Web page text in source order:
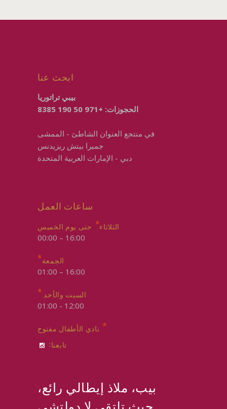
ابحث عنا
بيبي تراتوريا
الحجوزات: +971 50 190 8385
في منتجع العنوان الشاطئ - الممشى
جميرا بيتش ريزيدنس
دبي - الإمارات العربية المتحدة
ساعات العمل
الثلاثاء* حتى يوم الخميس
16:00 – 00:00
الجمعة*
16:00 – 01:00
السبت والأحد *
12:00 - 01:00
* نادي الأطفال مفتوح
تابعنا:
بيب، ملاذ إيطالي رائع،